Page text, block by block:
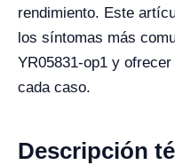
rendimiento. Este
los síntomas más
YR05831-op1 y
cada caso.
Descripción